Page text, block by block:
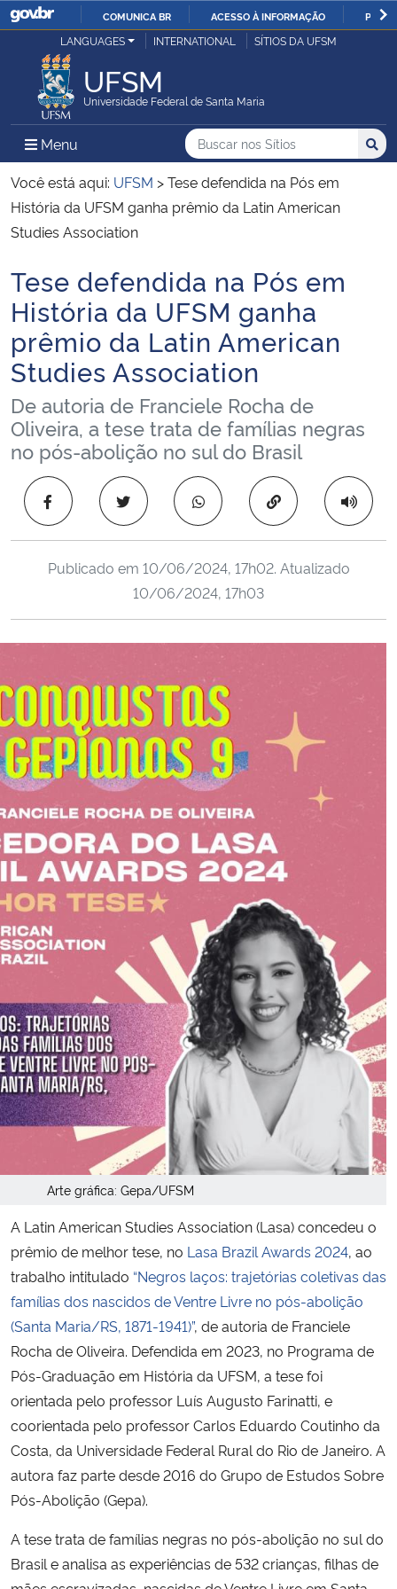
IR
COMUNICA BR ACESSO À INFORMAÇÃO
Ministério da Justiça e Segurança Pública
Ministério da Defesa
Ministério das Relações Exteriores
Ministério da Economia
Ministério da Infraestrutura
Ministério da Agricultura, Pecuária e Abastecimento
Ministério da Educação
Ministério da Cidadania
Ministério da Saúde
Ministério de Minas e Energia
Ministério do Meio Ambiente
Ministério do Turismo
Ministério do Desenvolvimento Regional
Controladoria-Geral da União
Ministério da Mulher, da Família e dos Direitos Humanos
Secretaria-Geral
Secretaria de Governo
Gabinete de Segurança Institucional
Advocacia-Geral da União
Banco Central do Brasil
Planalto
LANGUAGES INTERNATIONAL SÍTIOS DA UFSM
UFSM
Universidade Federal de Santa Maria
Menu Menu Principal do Sítio
Busca
Buscar no nos Sítios
Busca:
Você está aqui: UFSM >Tese defendida na Pós em
História da UFSM ganha prêmio da Latin American
Studies Association
Início do conteúdo
Tese defendida na Pós em
História da UFSM ganha
prêmio da Latin American
Studies Association
De autoria de Franciele Rocha de
Oliveira, a tese trata de famílias negras
no pós-abolição no sul do Brasil
Copiar para área
Publicado em 10/06/2024, 17h02. Atualizado
10/06/2024, 17h03
Arte gráfica: Gepa/UFSM
A Latin American Studies Association (Lasa) concedeu o
prêmio de melhor tese, no Lasa Brazil Awards 2024, ao
trabalho intitulado “Negros laços: trajetórias coletivas das
famílias dos nascidos de Ventre Livre no pós-abolição
(Santa Maria/RS, 1871-1941)”, de autoria de Franciele
Rocha de Oliveira. Defendida em 2023, no Programa de
Pós-Graduação em História da UFSM, a tese foi
orientada pelo professor Luís Augusto Farinatti, e
coorientada pelo professor Carlos Eduardo Coutinho da
Costa, da Universidade Federal Rural do Rio de Janeiro. A
autora faz parte desde 2016 do Grupo de Estudos Sobre
Pós-Abolição (Gepa).
A tese trata de famílias negras no pós-abolição no sul do
Brasil e analisa as experiências de 532 crianças, filhas de